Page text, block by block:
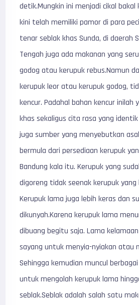
detik.Mungkin ini menjadi cikal bakal
kini telah memiliki pamor di para
tenar seblak khas Sunda, di daerah
Tengah juga ada makanan yang
godog atau kerupuk rebus.Namun
kerupuk leor atau kerupuk godog,
kencur. Padahal bahan kencur inilah
khas sekaligus cita rasa yang
juga sumber yang menyebutkan
bermula dari persediaan kerupuk
Bandung kala itu. Kerupuk yang
digoreng tidak seenak kerupuk
Kerupuk lama juga lebih keras dan
dikunyah.Karena kerupuk lama
dibuang begitu saja. Lama
sayang untuk menyia-nyiakan atau
Sehingga kemudian muncul
untuk mengolah kerupuk lama
seblak.Seblak adalah salah satu